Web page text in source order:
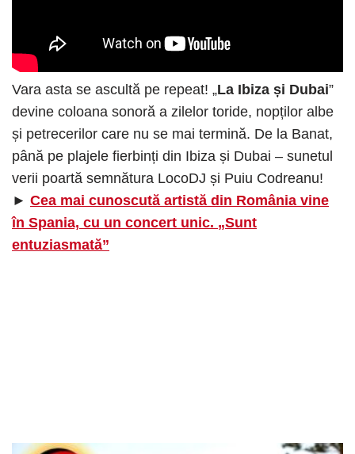
Vara asta se ascultă pe repeat! „La Ibiza și Dubai”
devine coloana sonoră a zilelor toride, nopților albe
și petrecerilor care nu se mai termină. De la Banat,
până pe plajele fierbinți din Ibiza și Dubai – sunetul
verii poartă semnătura LocoDJ și Puiu Codreanu!
► Cea mai cunoscută artistă din România vine
în Spania, cu un concert unic. „Sunt
entuziasmată”